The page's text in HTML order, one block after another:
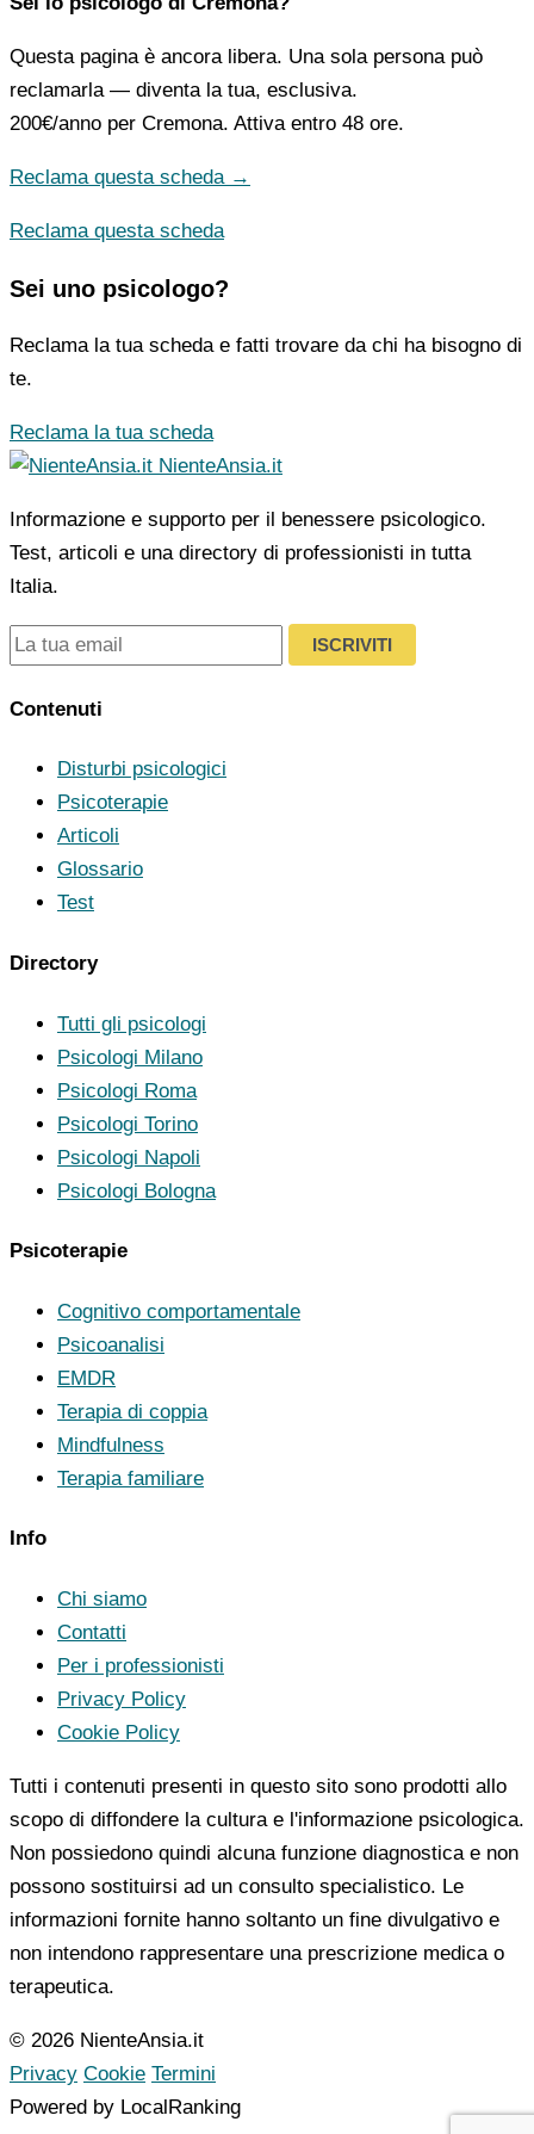
Questa pagina è ancora libera. Una sola persona può
reclamarla — diventa la tua, esclusiva.
200€/anno per Cremona. Attiva entro 48 ore.
Reclama questa scheda →
Reclama questa scheda
Sei uno psicologo?
Reclama la tua scheda e fatti trovare da chi ha bisogno di
te.
Reclama la tua scheda
NienteAnsia.it
Informazione e supporto per il benessere psicologico.
Test, articoli e una directory di professionisti in tutta
Italia.
ISCRIVITI
Contenuti
Disturbi psicologici
Psicoterapie
Articoli
Glossario
Test
Directory
Tutti gli psicologi
Psicologi Milano
Psicologi Roma
Psicologi Torino
Psicologi Napoli
Psicologi Bologna
Psicoterapie
Cognitivo comportamentale
Psicoanalisi
EMDR
Terapia di coppia
Mindfulness
Terapia familiare
Info
Chi siamo
Contatti
Per i professionisti
Privacy Policy
Cookie Policy
Tutti i contenuti presenti in questo sito sono prodotti allo
scopo di diffondere la cultura e l'informazione psicologica.
Non possiedono quindi alcuna funzione diagnostica e non
possono sostituirsi ad un consulto specialistico. Le
informazioni fornite hanno soltanto un fine divulgativo e
non intendono rappresentare una prescrizione medica o
terapeutica.
© 2026 NienteAnsia.it
Privacy Cookie Termini
Powered by LocalRanking